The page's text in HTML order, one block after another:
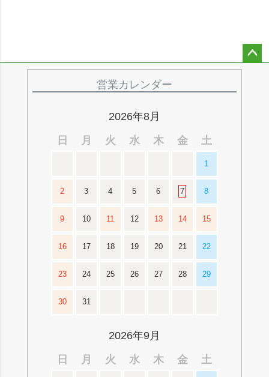
営業カレンダー
2026年8月
日
月 火 水 木 金 土
1
2 3 4 5 6 7 8
9 10 11 12 13 14 15
16 17 18 19 20 21 22
23 24 25 26 27 28 29
30 31
2026年9月
日
月 火 水 木 金 土